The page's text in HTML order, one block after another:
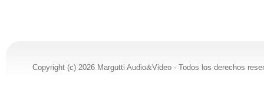
Copyright (c) 2026 Margutti Audio&Video - Todos los derechos